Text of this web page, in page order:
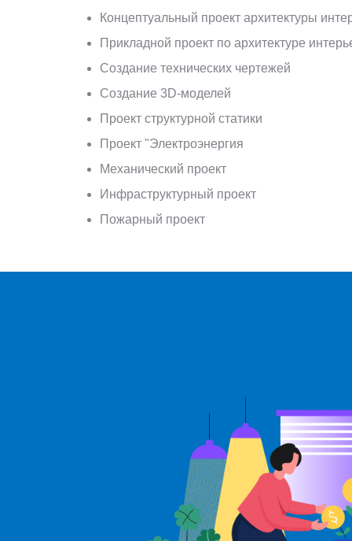
Концептуальный проект архитектуры
Прикладной проект по архитектуре
Создание технических чертежей
Создание 3D-моделей
Проект структурной статики
Проект "Электроэнергия
Механический проект
Инфраструктурный проект
Пожарный проект